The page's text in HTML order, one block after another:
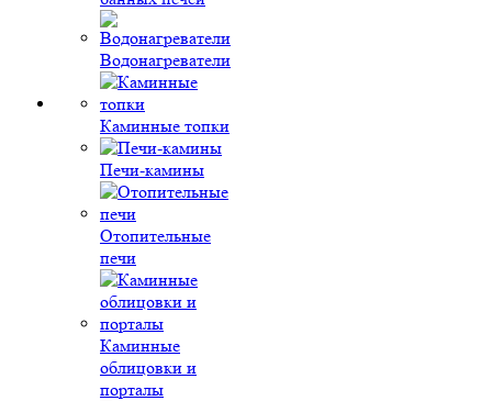
Водонагреватели
Каминные топки
Печи-камины
Отопительные
печи
Каминные
облицовки и
порталы